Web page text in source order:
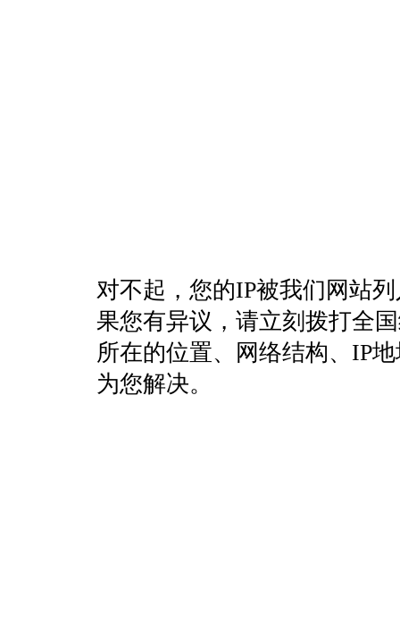
对不起，您的IP被我们网站
果您有异议，请立刻拨打全
所在的位置、网络结构、IP
为您解决。